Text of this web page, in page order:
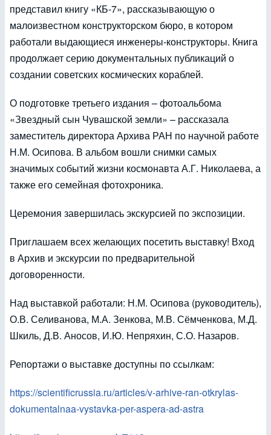
представил книгу «КБ-7», рассказывающую о
малоизвестном конструкторском бюро, в котором
работали выдающиеся инженеры-конструкторы. Книга
продолжает серию документальных публикаций о
создании советских космических кораблей.
О подготовке третьего издания – фотоальбома
«Звездный сын Чувашской земли» – рассказала
заместитель директора Архива РАН по научной работе
Н.М. Осипова. В альбом вошли снимки самых
значимых событий жизни космонавта А.Г. Николаева, а
также его семейная фотохроника.
Церемония завершилась экскурсией по экспозиции.
Приглашаем всех желающих посетить выставку! Вход
в Архив и экскурсии по предварительной
договоренности.
Над выставкой работали: Н.М. Осипова (руководитель),
О.В. Селиванова, М.А. Зенкова, М.В. Сёмченкова, М.Д.
Шкиль, Д.В. Аносов, И.Ю. Непряхин, С.О. Назаров.
Репортажи о выставке доступны по ссылкам:
https://scientificrussia.ru/articles/v-arhive-ran-otkrylas-
dokumentalnaa-vystavka-per-aspera-ad-astra